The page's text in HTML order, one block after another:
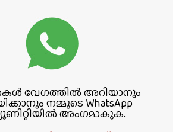
വേഗത്തിൽ അറിയാനും
നമ്മുടെ WhatsApp
അംഗമാകുക.